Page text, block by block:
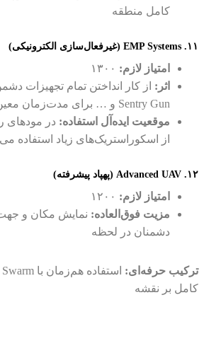
کامل منطقه
۱۱. EMP Systems (غیرفعال‌سازی الکترونیکی)
امتیاز لازم:
اثر:
Sentry Gun و … برای مدت‌زمان معین
موقعیت ایده‌آل استفاده: در مودهای
از اسکوراستریک‌های زیاد استفاده
۱۲. Advanced UAV (پهپاد پیشرفته)
امتیاز لازم:
مزیت فوق‌العاده: نمایش مکان و
دشمنان در لحظه
ترکیب حرفه‌ای:
کامل بر نقشه